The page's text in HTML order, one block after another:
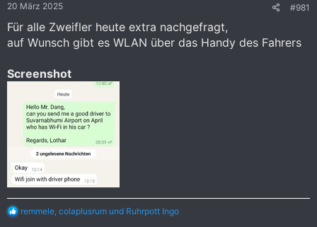
n
20 März 2025 #981
Für alle Zweifler heute extra nachgefragt,
auf Wunsch gibt es WLAN über das Handy des Fahrers
Screenshot
R
remmele, colaplusrum und Ruhrpott Ingo